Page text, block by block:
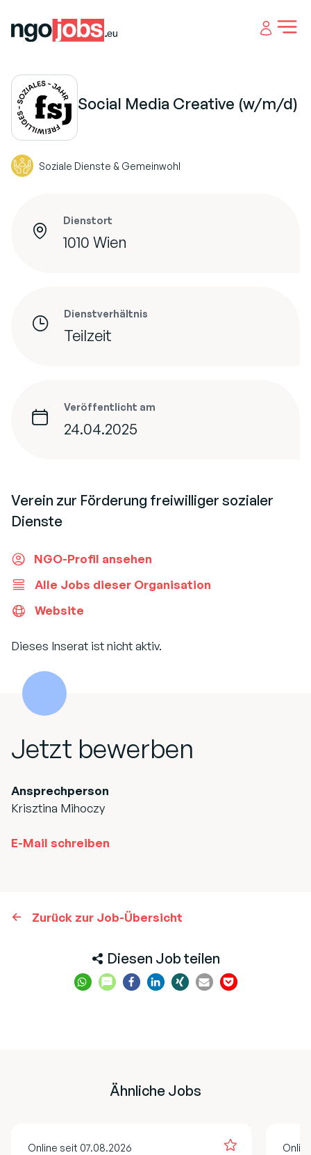
Open
Social Media Creative (w/m/d)
Soziale Dienste & Gemeinwohl
Dienstort
1010 Wien
Dienstverhältnis
Teilzeit
Veröffentlicht am
24.04.2025
Verein zur Förderung freiwilliger sozialer
Dienste
NGO-Profil ansehen
Alle Jobs dieser Organisation
Website
Dieses Inserat ist nicht aktiv.
Jetzt bewerben
Ansprechperson
Krisztina Mihoczy
E-Mail schreiben
Zurück zur Job-Übersicht
Diesen Job teilen
Ähnliche Jobs
Online seit 07.08.2026